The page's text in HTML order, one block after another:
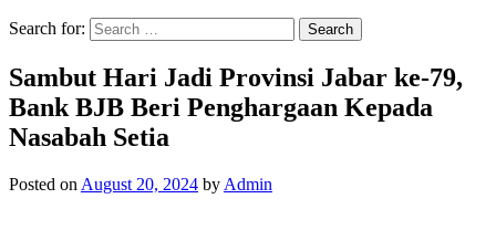
Search for:
Sambut Hari Jadi Provinsi Jabar ke-79,
Bank BJB Beri Penghargaan Kepada
Nasabah Setia
Posted on August 20, 2024 by Admin